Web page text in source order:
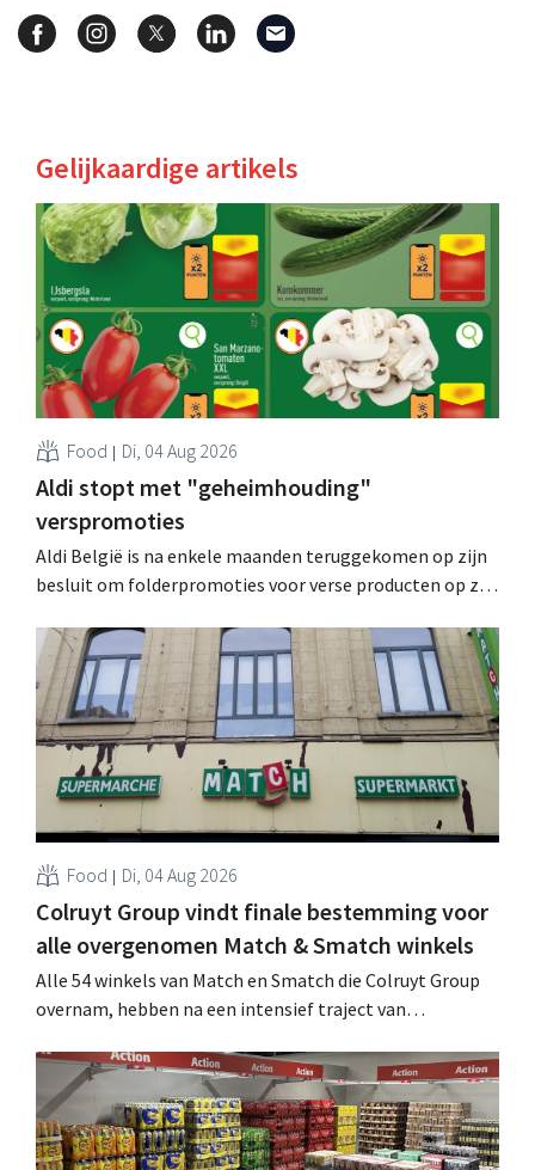
Gelijkaardige artikels
Food Di, 04 Aug 2026
Aldi stopt met "geheimhouding"
verspromoties
Aldi België is na enkele maanden teruggekomen op zijn
besluit om folderpromoties voor verse producten op zijn
werking treden: "Onze klanten willen goed
geïnformeerd worden." .
Food Di, 04 Aug 2026
Colruyt Group vindt finale bestemming voor
alle overgenomen Match & Smatch winkels
Alle 54 winkels van Match en Smatch die Colruyt Group
overnam, hebben na een intensief traject van
Al is die bestemming voor sommige panden een sluiting.